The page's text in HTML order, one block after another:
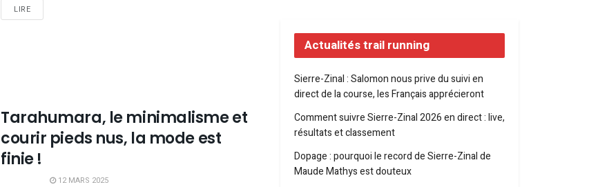
LIRE
Tarahumara, le minimalisme et
courir pieds nus, la mode est
finie !
12 MARS 2025
Actualités trail running
Sierre-Zinal : Salomon nous prive du suivi en
direct de la course, les Français apprécieront
Comment suivre Sierre-Zinal 2026 en direct : live,
résultats et classement
Dopage : pourquoi le record de Sierre-Zinal de
Maude Mathys est douteux